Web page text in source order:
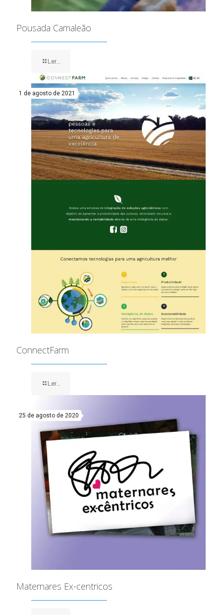
Pousada Camaleão
Ler...
1 de agosto de 2021
ConnectFarm
Ler...
25 de agosto de 2020
Maternares Ex-centricos